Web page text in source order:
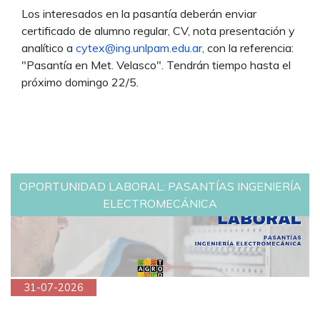
Los interesados en la pasantía deberán enviar
certificado de alumno regular, CV, nota presentación y
analítico a cytex@ing.unlpam.edu.ar, con la referencia:
"Pasantía en Met. Velasco". Tendrán tiempo hasta el
próximo domingo 22/5.
OPORTUNIDAD LABORAL: PASANTÍAS INGENIERÍA
ELECTROMECÁNICA
31-07-2026